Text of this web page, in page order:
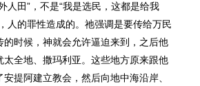
人田”，不是“我是选民，这都是给我
人的罪性造成的。祂强调是要传给万民
的时候，神就会允许逼迫来到，之后他
太全地、撒玛利亚。这些地方原来跟他
提阿建立教会，然后向地中海沿岸、